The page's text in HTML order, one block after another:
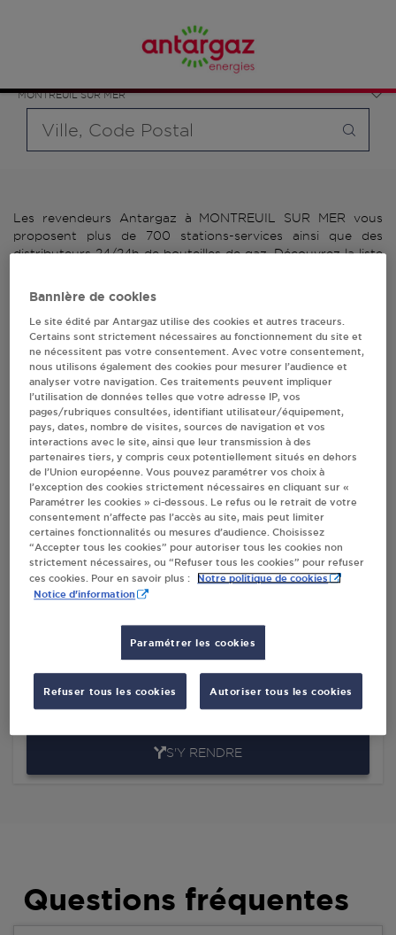
MONTREUIL SUR MER
bouteille souhaité et le type de point de vente (revendeur /
distributeur automatique de bouteilles de gaz ou station GPL
carburant)
Les revendeurs Antargaz à MONTREUIL SUR MER vous
proposent plus de 700 stations-services ainsi que des
distributeurs 24/24h de bouteilles de gaz. Découvrez la liste
le numéro de téléphone de votre stations GPL ou
2 revendeur(s) Antargaz
à MONTREUIL SUR MER
Villes
DESCAMPS MONTREUIL SUR MER
18 RUE DU THORIN
QUINCAILLERIE
62170MONTREUIL SUR MER
MONTREUIL SUR MER
43 AVENUE DU GENERAL LECLERC
62170MONTREUIL SUR MER
S'Y RENDRE
Questions fréquentes
Bannière de cookies
Le site édité par Antargaz utilise des cookies et autres traceurs.
Certains sont strictement nécessaires au fonctionnement du site et
ne nécessitent pas votre consentement. Avec votre consentement,
nous utilisons également des cookies pour mesurer l’audience et
analyser votre navigation. Ces traitements peuvent impliquer
l’utilisation de données telles que votre adresse IP, vos
pages/rubriques consultées, identifiant utilisateur/équipement,
pays, dates, nombre de visites, sources de navigation et vos
interactions avec le site, ainsi que leur transmission à des
partenaires tiers, y compris ceux potentiellement situés en dehors
de l’Union européenne. Vous pouvez paramétrer vos choix à
l’exception des cookies strictement nécessaires en cliquant sur «
Paramétrer les cookies » ci-dessous. Le refus ou le retrait de votre
consentement n’affecte pas l’accès au site, mais peut limiter
certaines fonctionnalités ou mesures d’audience. Choisissez
“Accepter tous les cookies” pour autoriser tous les cookies non
strictement nécessaires, ou “Refuser tous les cookies” pour refuser
ces cookies. Pour en savoir plus :
Notre politique de cookies
Notice d'information
Paramétrer les cookies
Refuser tous les cookies Autoriser tous les cookies